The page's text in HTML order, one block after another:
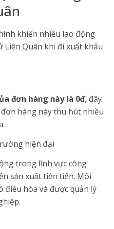
khiến nhiều lao động
Quân khi đi xuất khẩu
đơn hàng này là 0đ, đây
hàng này thu hút nhiều
hiện đại
trong lĩnh vực công
sản xuất tiên tiến. Môi
điều hòa và được quản lý